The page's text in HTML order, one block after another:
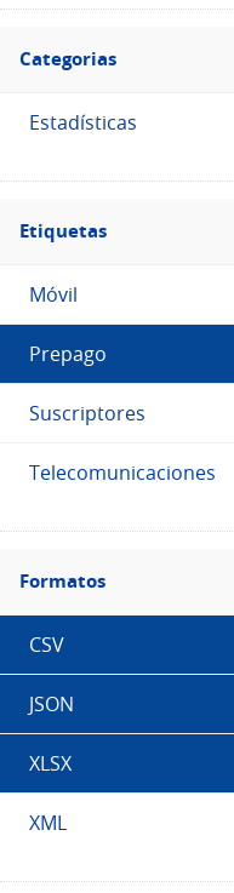
Filtro
Categorias
Categorias
Estadísticas
Filtro
Etiquetas
Etiquetas
Móvil
Prepago
Suscriptores
Telecomunicaciones
Filtro
Formatos
Formatos
CSV
JSON
XLSX
XML